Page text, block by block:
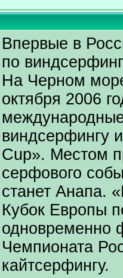
Впервые в
по
На Черном
октября 2006
виндсерфингу
Cup». Местом
серфового
станет Анапа.
Кубок Европы
одновременно
Чемпионата
кайтсерфингу.